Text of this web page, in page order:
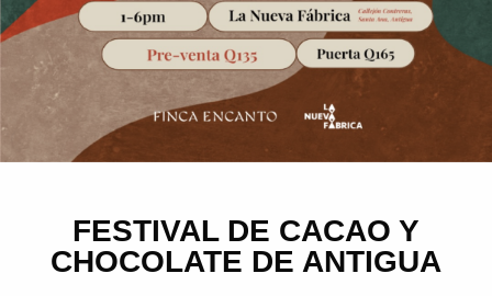
FESTIVAL DE CACAO Y
CHOCOLATE DE ANTIGUA